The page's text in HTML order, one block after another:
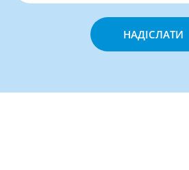
НАДІСЛАТИ